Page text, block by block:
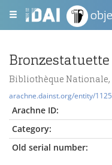
Bibliothèque Nationale,
arachne.dainst.org/entity/
Arachne ID:
Category:
Old serial number: